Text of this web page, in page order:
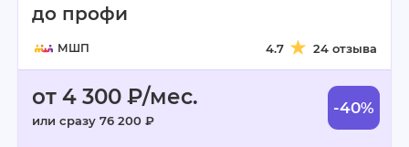
до профи
МШП 4.7 24 отзыва
от 4 300 ₽/мес.
или сразу 76 200 ₽
-40%